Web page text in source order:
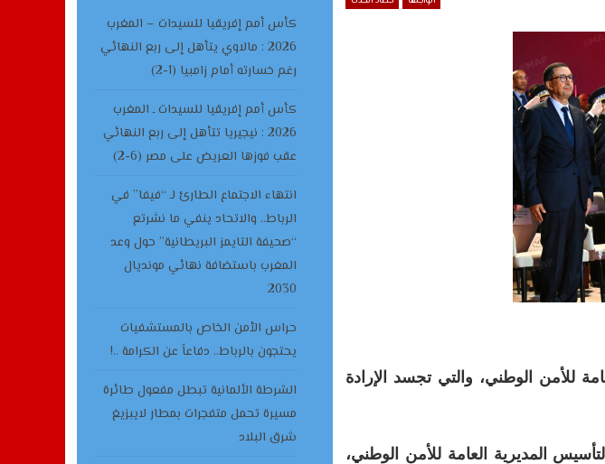
للأمن الوطني، والتي تجسد الإرادة
وترأس حفل افتتاح هذه الأيام التواصلية، التي تتزامن مع الاحتفال بالذكرى الـ70 لتأسيس المديرية العامة للأمن الوطني،
كأس أمم إفريقيا للسيدات – المغرب
2026 : مالاوي يتأهل إلى ربع النهائي
رغم خسارته أمام زامبيا (1-2)
كأس أمم إفريقيا للسيدات ـ المغرب
2026 : نيجيريا تتأهل إلى ربع النهائي
عقب فوزها العريض على مصر (6-2)
انتهاء الاجتماع الطارئ لـ “فيفا” في
الرباط.. والاتحاد ينفي ما نشرتع
“صحيفة التايمز البريطانية” حول وعد
المغرب باستضافة نهائي مونديال
2030
حراس الأمن الخاص بالمستشفيات
يحتجون بالرباط.. دفاعاً عن الكرامة ..!
الشرطة الألمانية تبطل مفعول طائرة
مسيرة تحمل متفجرات بمطار لايبزيغ
شرق البلاد